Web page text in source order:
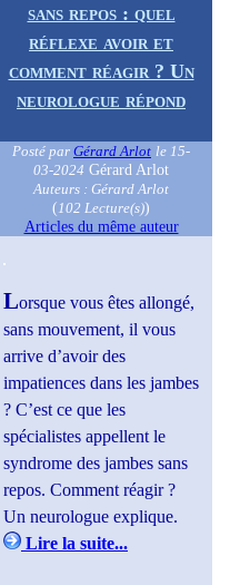
sans repos : quel
réflexe avoir et
comment réagir ? Un
neurologue répond
Posté par Gérard Arlot le 15-
03-2024 Gérard Arlot
Auteurs : Gérard Arlot
( 102 Lecture(s))
Articles du même auteur
Lorsque vous êtes allongé,
sans mouvement, il vous
arrive d’avoir des
impatiences dans les jambes
? C’est ce que les
spécialistes appellent le
syndrome des jambes sans
repos. Comment réagir ?
Un neurologue explique.
Lire la suite...